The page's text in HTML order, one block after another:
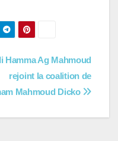
Hamma Ag Mahmoud
rejoint la coalition de
Mahmoud Dicko